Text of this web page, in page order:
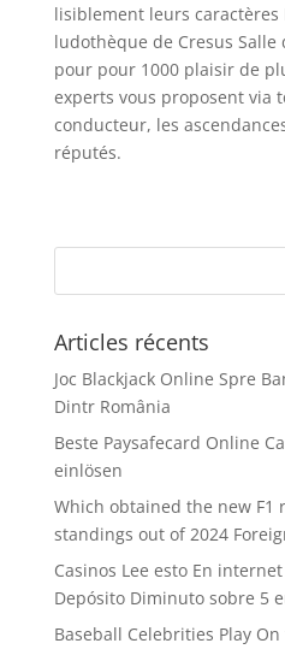
lisiblement leurs caractères
ludothèque de Cresus
pour pour 1000 plaisir de
experts vous proposent via
conducteur, les
réputés.
Articles récents
Joc Blackjack Online Spre
Dintr România
Beste Paysafecard Online
einlösen
Which obtained the new F1
standings out of 2024
Casinos Lee esto En
Depósito Diminuto sobre 5
Baseball Celebrities Play